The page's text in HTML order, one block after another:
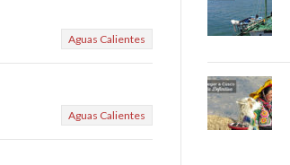
Aguas Calientes
Aguas Calientes